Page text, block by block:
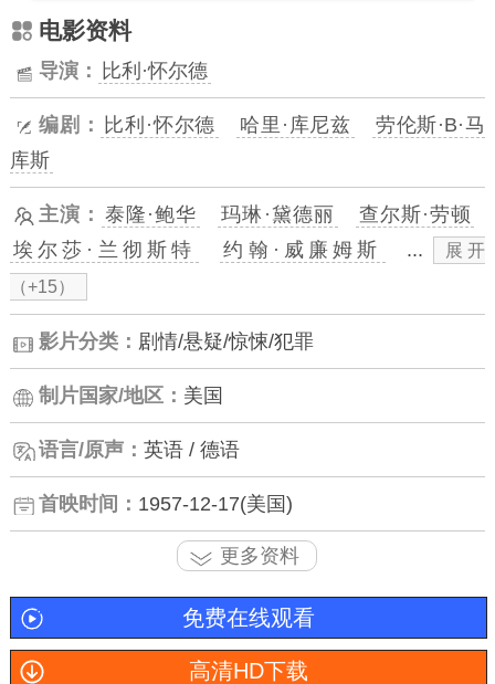
电影资料
导演： 比利·怀尔德
编剧： 比利·怀尔德 哈里·库尼兹
劳伦斯·B·马
库斯
主演： 泰隆·鲍华 玛琳·黛德丽
查尔斯·劳顿
埃尔莎·兰彻斯特
约翰·威廉姆斯 ...
展开
（+15）
影片分类： 剧情/悬疑/惊悚/犯罪
制片国家/地区： 美国
语言/原声： 英语 / 德语
首映时间： 1957-12-17(美国)
更多资料
免费在线观看
高清HD下载